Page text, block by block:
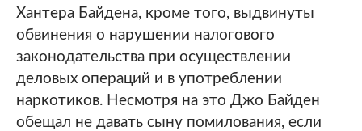
Хантера Байдена, кроме того, выдвинуты
обвинения о нарушении налогового
законодательства при осуществлении
деловых операций и в употреблении
наркотиков. Несмотря на это Джо Байден
обещал не давать сыну помилования, если